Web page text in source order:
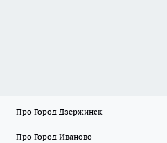
Про Город Дзержинск
Про Город Иваново